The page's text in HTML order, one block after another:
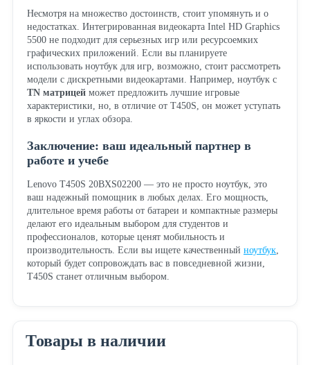
Несмотря на множество достоинств, стоит упомянуть и о
недостатках. Интегрированная видеокарта Intel HD Graphics
5500 не подходит для серьезных игр или ресурсоемких
графических приложений. Если вы планируете
использовать ноутбук для игр, возможно, стоит рассмотреть
модели с дискретными видеокартами. Например, ноутбук с
TN матрицейможет предложить лучшие игровые
характеристики, но, в отличие от T450S, он может уступать
в яркости и углах обзора.
Заключение: ваш идеальный партнер в
работе и учебе
Lenovo T450S 20BXS02200 — это не просто ноутбук, это
ваш надежный помощник в любых делах. Его мощность,
длительное время работы от батареи и компактные размеры
делают его идеальным выбором для студентов и
профессионалов, которые ценят мобильность и
производительность. Если вы ищете качественный ноутбук,
который будет сопровождать вас в повседневной жизни,
T450S станет отличным выбором.
Товары в наличии